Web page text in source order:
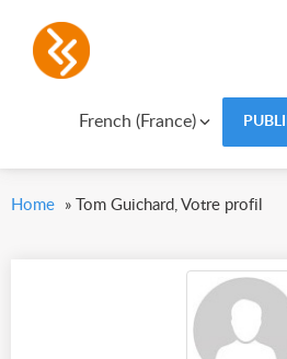
French (France)
Home » Tom Guichard, Votre profil